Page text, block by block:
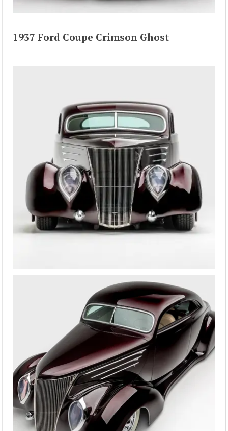
1937 Ford Coupe Crimson Ghost